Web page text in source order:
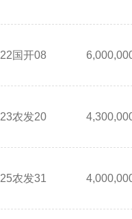
22国开08
23农发20
25农发31